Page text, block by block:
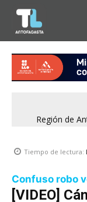
Región de
Tiempo de lectura:
Confuso robo
[VIDEO]